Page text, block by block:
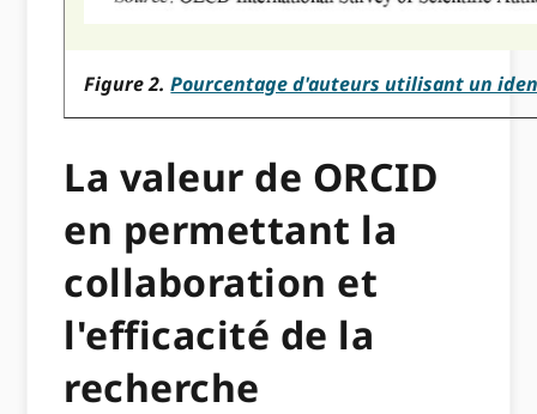
Figure 2.Pourcentage d'auteurs utilisant un
La valeur de ORCID
en permettant la
collaboration et
l'efficacité de la
recherche